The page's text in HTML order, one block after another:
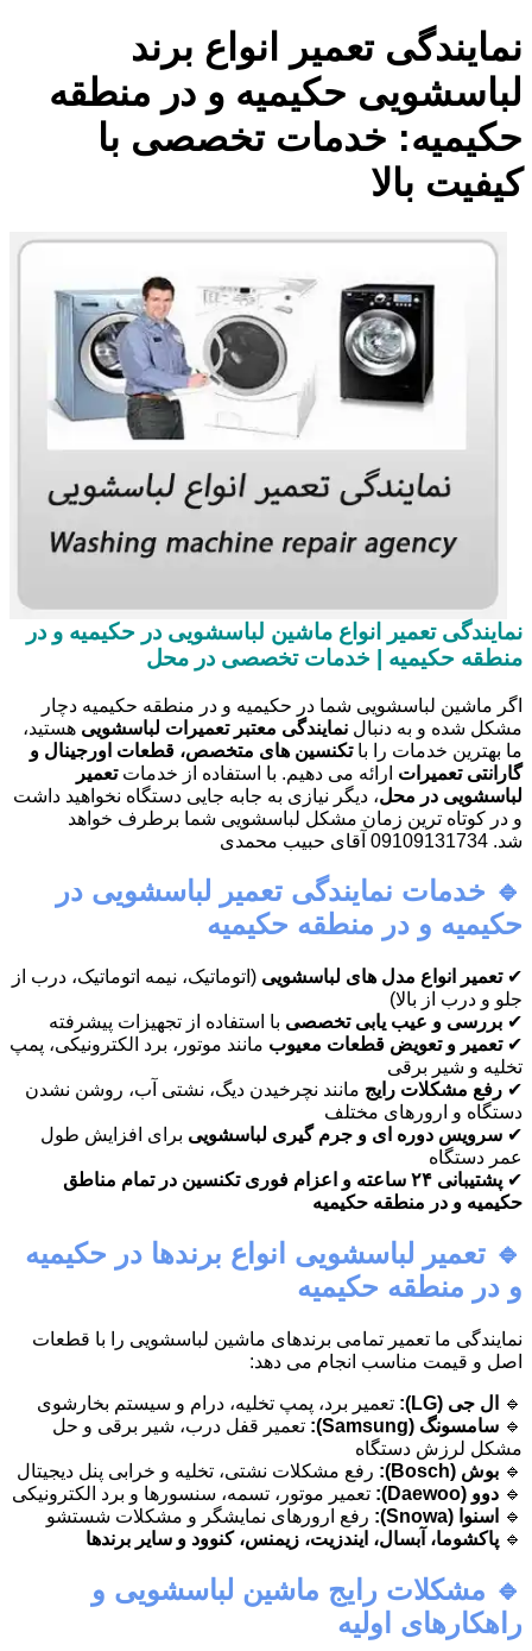
نمایندگی تعمیر انواع برند
لباسشویی حکیمیه و در منطقه
حکیمیه: خدمات تخصصی با
کیفیت بالا
نمایندگی تعمیر انواع ماشین لباسشویی در حکیمیه و در
منطقه حکیمیه | خدمات تخصصی در محل
اگر ماشین لباسشویی شما در حکیمیه و در منطقه حکیمیه دچار
مشکل شده و به دنبال نمایندگی معتبر تعمیرات لباسشویی هستید،
ما بهترین خدمات را باتکنسین های متخصص، قطعات اورجینال و
گارانتی تعمیرات ارائه می دهیم. با استفاده از خدماتتعمیر
لباسشویی در محل، دیگر نیازی به جابه جایی دستگاه نخواهید داشت
و در کوتاه ترین زمان مشکل لباسشویی شما برطرف خواهد
شد. 09109131734 آقای حبیب محمدی
🔹 خدمات نمایندگی تعمیر لباسشویی در
حکیمیه و در منطقه حکیمیه
✔تعمیر انواع مدل های لباسشویی (اتوماتیک، نیمه اتوماتیک، درب از
جلو و درب از بالا)
✔ بررسی و عیب یابی تخصصی با استفاده از تجهیزات پیشرفته
✔تعمیر و تعویض قطعات معیوب مانند موتور، برد الکترونیکی، پمپ
تخلیه و شیر برقی
✔ رفع مشکلات رایج مانند نچرخیدن دیگ، نشتی آب، روشن نشدن
دستگاه و ارورهای مختلف
✔ سرویس دوره ای و جرم گیری لباسشویی برای افزایش طول
عمر دستگاه
✔
پشتیبانی ۲۴ ساعته و اعزام فوری تکنسین در تمام مناطق
حکیمیه و در منطقه حکیمیه
🔹 تعمیر لباسشویی انواع برندها در حکیمیه
و در منطقه حکیمیه
نمایندگی ما تعمیر تمامی برندهای ماشین لباسشویی را با قطعات
اصل و قیمت مناسب انجام می دهد:
🔹 ال جی (LG):
تعمیر برد، پمپ تخلیه، درام و سیستم بخارشوی
🔹 سامسونگ (Samsung):
تعمیر قفل درب، شیر برقی و حل
مشکل لرزش دستگاه
🔹 بوش (Bosch):
رفع مشکلات نشتی، تخلیه و خرابی پنل دیجیتال
🔹 دوو (Daewoo):
تعمیر موتور، تسمه، سنسورها و برد الکترونیکی
🔹
اسنوا (Snowa):
رفع ارورهای نمایشگر و مشکلات شستشو
🔹 پاکشوما، آبسال، ایندزیت، زیمنس، کنوود و سایر برندها
🔹 مشکلات رایج ماشین لباسشویی و
راهکارهای اولیه